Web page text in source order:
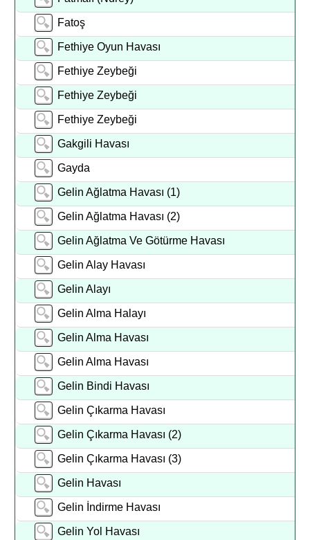
Fatoş
Fethiye Oyun Havası
Fethiye Zeybeği
Fethiye Zeybeği
Fethiye Zeybeği
Gakgili Havası
Gayda
Gelin Ağlatma Havası (1)
Gelin Ağlatma Havası (2)
Gelin Ağlatma Ve Götürme Havası
Gelin Alay Havası
Gelin Alayı
Gelin Alma Halayı
Gelin Alma Havası
Gelin Alma Havası
Gelin Bindi Havası
Gelin Çıkarma Havası
Gelin Çıkarma Havası (2)
Gelin Çıkarma Havası (3)
Gelin Havası
Gelin İndirme Havası
Gelin Yol Havası